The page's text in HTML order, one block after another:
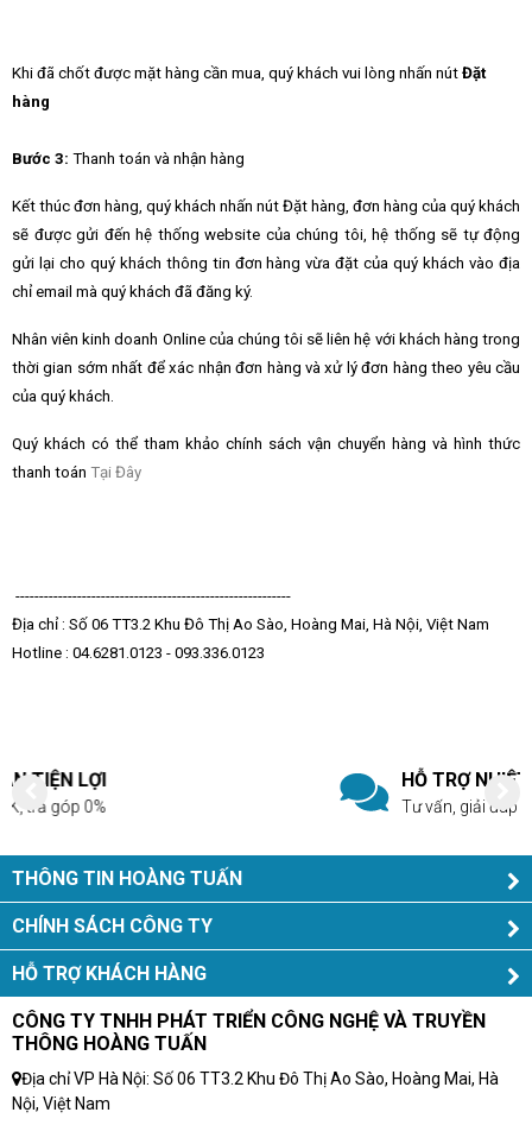
Khi đã chốt được mặt hàng cần mua, quý khách vui lòng nhấn nút Đặt
hàng
Bước 3: Thanh toán và nhận hàng
Kết thúc đơn hàng, quý khách nhấn nút Đặt hàng, đơn hàng của quý khách
sẽ được gửi đến hệ thống website của chúng tôi, hệ thống sẽ tự động
gửi lại cho quý khách thông tin đơn hàng vừa đặt của quý khách vào địa
chỉ email mà quý khách đã đăng ký.
Nhân viên kinh doanh Online của chúng tôi sẽ liên hệ với khách hàng trong
thời gian sớm nhất để xác nhận đơn hàng và xử lý đơn hàng theo yêu cầu
của quý khách.
Quý khách có thể tham khảo chính sách vận chuyển hàng và hình thức
thanh toán Tại Đây
----------------------------------------------------------
Địa chỉ : Số 06 TT3.2 Khu Đô Thị Ao Sào, Hoàng Mai, Hà Nội, Việt Nam
Hotline : 04.6281.0123 - 093.336.0123
HỖ TRỢ NHIỆT TÌNH
Tư vấn, giải đáp mọi thắc mắc
THÔNG TIN HOÀNG TUẤN
CHÍNH SÁCH CÔNG TY
HỖ TRỢ KHÁCH HÀNG
CÔNG TY TNHH PHÁT TRIỂN CÔNG NGHỆ VÀ TRUYỀN
THÔNG HOÀNG TUẤN
Địa chỉ VP Hà Nội: Số 06 TT3.2 Khu Đô Thị Ao Sào, Hoàng Mai, Hà
Nội, Việt Nam